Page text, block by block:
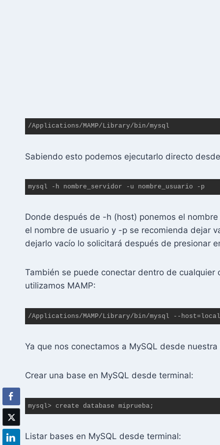
/Applications/MAMP/Library/bin/mysql
Sabiendo esto podemos ejecutarlo directo
mysql -h nombre_servidor -u nombre_usuario -p
Donde después de -h (host) ponemos el
el nombre de usuario y -p se recomienda dejar
dejarlo vacío lo solicitará después de presionar
También se puede conectar dentro de
utilizamos MAMP:
/Applications/MAMP/Library/bin/mysql --
Ya que nos conectamos a MySQL desde
Crear una base en MySQL desde terminal:
mysql> create database miprueba;
Listar bases en MySQL desde terminal: